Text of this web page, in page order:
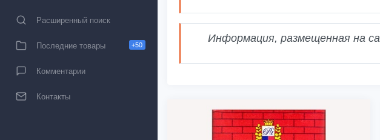
Расширенный поиск
Последние товары +50
Комментарии
Контакты
Информация, размещенная на